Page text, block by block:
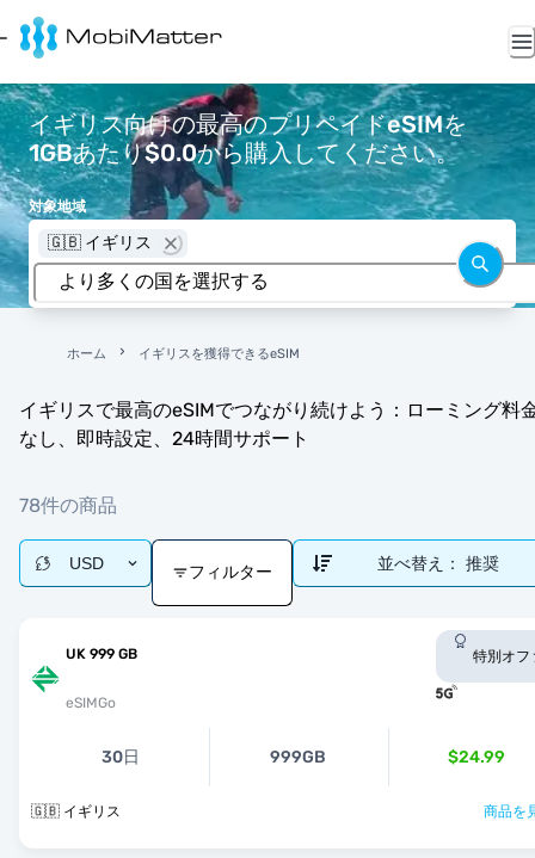
イギリス向けの最高のプリペイドeSIMを
1GBあたり$0.0から購入してください。
対象地域
🇬🇧 イギリス
ホーム イギリスを獲得できるeSIM
イギリスで最高のeSIMでつながり続けよう：ローミング料
なし、即時設定、24時間サポート
78件の商品
USD フィルター 並べ替え： 推奨
UK 999 GB
eSIMGo
特別オフ
30日 999GB $24.99
🇬🇧 イギリス 商品を